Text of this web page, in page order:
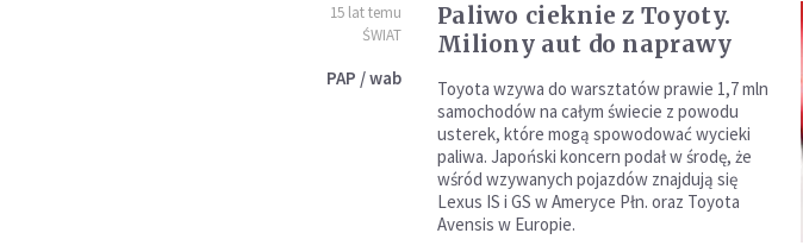
15 lat temu
ŚWIAT
PAP / wab
Paliwo cieknie z Toyoty.
Miliony aut do naprawy
Toyota wzywa do warsztatów prawie 1,7 mln
samochodów na całym świecie z powodu
usterek, które mogą spowodować wycieki
paliwa. Japoński koncern podał w środę, że
wśród wzywanych pojazdów znajdują się
Lexus IS i GS w Ameryce Płn. oraz Toyota
Avensis w Europie.